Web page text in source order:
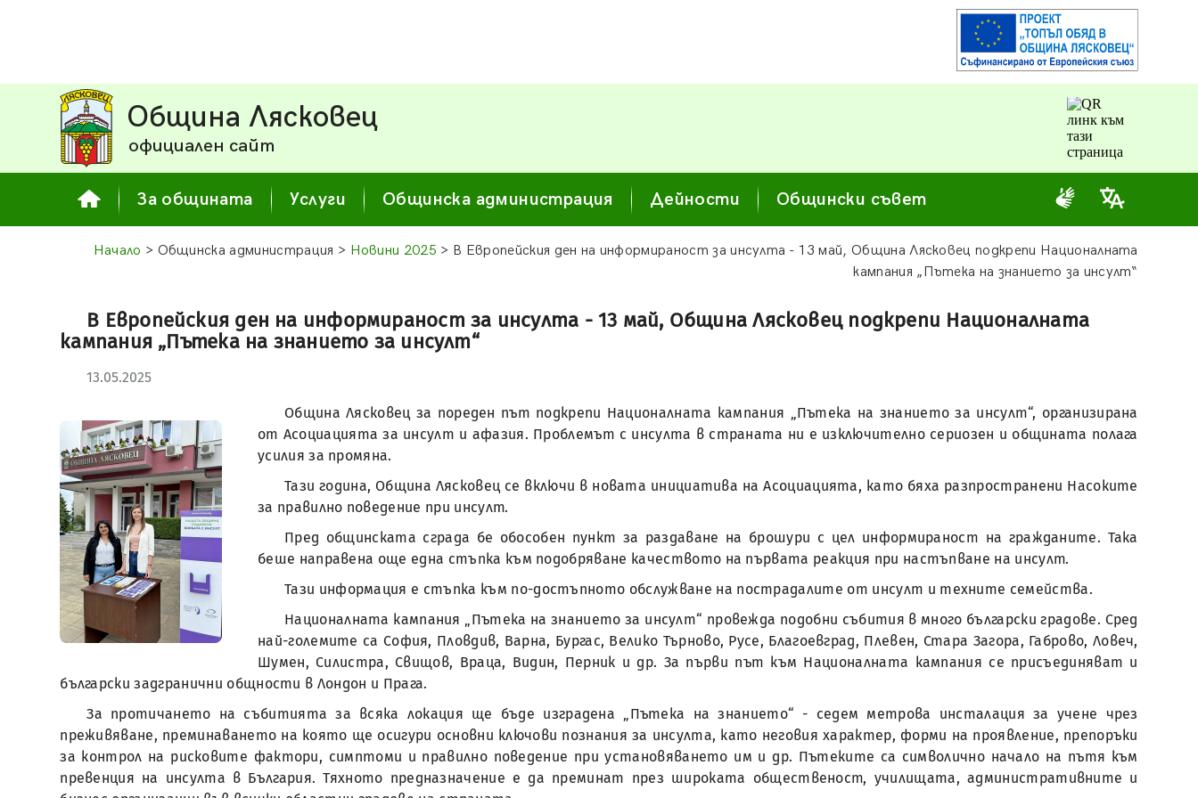
Община Лясковец
официален сайт
За общината Услуги Общинска администрация Дейности Общински съвет
Начало > Общинска администрация > Новини 2025 > В Европейския ден на информираност за инсулта - 13 май, Община Лясковец подкрепи Националната
кампания „Пътека на знанието за инсулт“
В Европейския ден на информираност за инсулта - 13 май, Община Лясковец подкрепи Националната
кампания „Пътека на знанието за инсулт“
13.05.2025
Община Лясковец за пореден път подкрепи Националната кампания „Пътека на знанието за инсулт“, организирана
от Асоциацията за инсулт и афазия. Проблемът с инсулта в страната ни е изключително сериозен и общината полага
усилия за промяна.
Тази година, Община Лясковец се включи в новата инициатива на Асоциацията, като бяха разпространени Насоките
за правилно поведение при инсулт.
Пред общинската сграда бе обособен пункт за раздаване на брошури с цел информираност на гражданите. Така
беше направена още една стъпка към подобряване качеството на първата реакция при настъпване на инсулт.
Тази информация е стъпка към по-достъпното обслужване на пострадалите от инсулт и техните семейства.
Националната кампания „Пътека на знанието за инсулт“ провежда подобни събития в много български градове. Сред
най-големите са София, Пловдив, Варна, Бургас, Велико Търново, Русе, Благоевград, Плевен, Стара Загора, Габрово, Ловеч,
Шумен, Силистра, Свищов, Враца, Видин, Перник и др. За първи път към Националната кампания се присъединяват и
български задгранични общности в Лондон и Прага.
За протичането на събитията за всяка локация ще бъде изградена „Пътека на знанието“ - седем метрова инсталация за учене чрез
преживяване, преминаването на която ще осигури основни ключови познания за инсулта, като неговия характер, форми на проявление, препоръки
за контрол на рисковите фактори, симптоми и правилно поведение при установяването им и др. Пътеките са символично начало на пътя към
превенция на инсулта в България. Тяхното предназначение е да преминат през широката общественост, училищата, административните и